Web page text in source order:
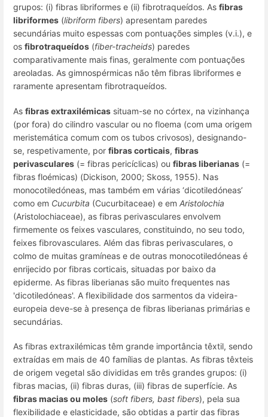
grupos: (i) fibras libriformes e (ii) fibrotraqueídos. As fibras
libriformes (libriform fibers) apresentam paredes
secundárias muito espessas com pontuações simples (v.i.), e
os fibrotraqueídos (fiber-tracheids) paredes
comparativamente mais finas, geralmente com pontuações
areoladas. As gimnospérmicas não têm fibras libriformes e
raramente apresentam fibrotraqueídos.
As fibras extraxilémicas situam-se no córtex, na vizinhança
(por fora) do cilindro vascular ou no floema (com uma origem
meristemática comum com os tubos crivosos), designando-
se, respetivamente, por fibras corticais, fibras
perivasculares (= fibras pericíclicas) ou fibras liberianas (=
fibras floémicas) (Dickison, 2000; Skoss, 1955). Nas
monocotiledóneas, mas também em várias ‘dicotiledóneas’
como em Cucurbita (Cucurbitaceae) e em Aristolochia
(Aristolochiaceae), as fibras perivasculares envolvem
firmemente os feixes vasculares, constituindo, no seu todo,
feixes fibrovasculares. Além das fibras perivasculares, o
colmo de muitas gramíneas e de outras monocotiledóneas é
enrijecido por fibras corticais, situadas por baixo da
epiderme. As fibras liberianas são muito frequentes nas
'dicotiledóneas'. A flexibilidade dos sarmentos da videira-
europeia deve-se à presença de fibras liberianas primárias e
secundárias.
As fibras extraxilémicas têm grande importância têxtil, sendo
extraídas em mais de 40 famílias de plantas. As fibras têxteis
de origem vegetal são divididas em três grandes grupos: (i)
fibras macias, (ii) fibras duras, (iii) fibras de superfície. As
fibras maciasou moles (soft fibers, bast fibers), pela sua
flexibilidade e elasticidade, são obtidas a partir das fibras